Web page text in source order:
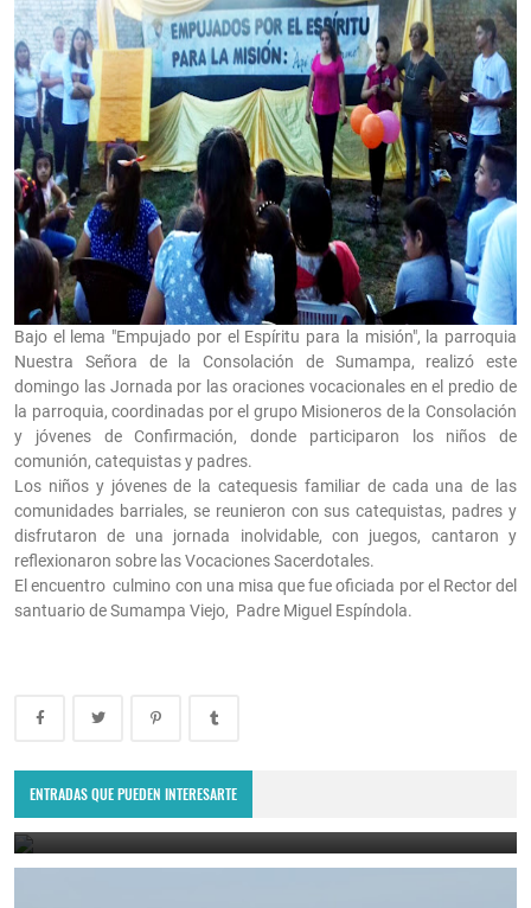
Bajo el lema​ "Empujado por el Espíritu para la misión", la parroquia
Nuestra Señora de la Consolación de Sumampa, realizó este
domingo las Jornada por las oraciones vocacionales en el predio de
la parroquia, coordinadas por el grupo Misioneros de la Consolación
y jóvenes de Confirmación, donde participaron los niños de
comunión, catequistas y padres.
Los niños y jóvenes de la catequesis familiar de cada una de las
comunidades barriales, se reunieron con sus catequistas, padres y
disfrutaron de una jornada inolvidable, con juegos, cantaron y
reflexionaron sobre las Vocaciones Sacerdotales.
El encuentro culmino con una misa que fue oficiada por el Rector del
santuario de Sumampa Viejo, Padre Miguel Espíndola.
ENTRADAS QUE PUEDEN INTERESARTE
Villa Ojo de Agua recibió al American Express Rumania: el reality
show europeo.
July 4, 2023